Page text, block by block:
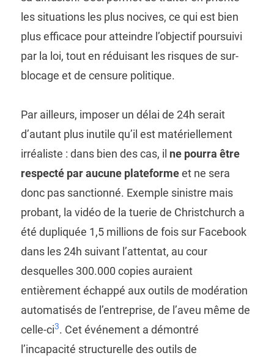
les situations les plus nocives, ce qui est bien
plus efficace pour atteindre l’objectif poursuivi
par la loi, tout en réduisant les risques de sur-
blocage et de censure politique.
Par ailleurs, imposer un délai de 24h serait
d’autant plus inutile qu’il est matériellement
irréaliste : dans bien des cas, il ne pourra être
respecté par aucune plateformeet ne sera
donc pas sanctionné. Exemple sinistre mais
probant, la vidéo de la tuerie de Christchurch a
été dupliquée 1,5 millions de fois sur Facebook
dans les 24h suivant l’attentat, au cour
desquelles 300.000 copies auraient
entièrement échappé aux outils de modération
automatisés de l’entreprise, de l’aveu même de
celle-ci3. Cet événement a démontré
l’incapacité structurelle des outils de